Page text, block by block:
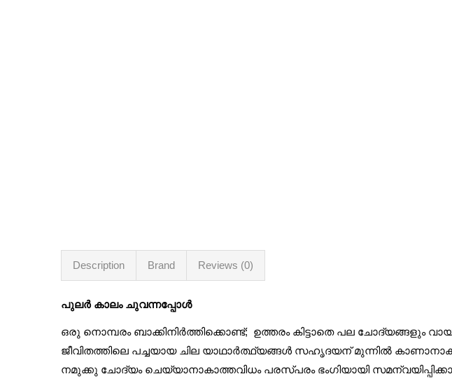
Description Brand Reviews (0)
പുലർ കാലം ചുവന്നപ്പോൾ
ഒരു നൊമ്പരം ബാക്കിനിര്‍ത്തിക്കൊണ്ട്; ഉത്തരം കിട്ടാതെ പല ചോദ്യങ്ങളും
ജീവിതത്തിലെ പച്ചയായ ചില യാഥാര്‍ത്ഥ്യങ്ങള്‍ സഹൃദയന് മുന്നില്‍
നമുക്കു ചോദ്യം ചെയ്യാനാകാത്തവിധം പരസ്പരം ഭംഗിയായി